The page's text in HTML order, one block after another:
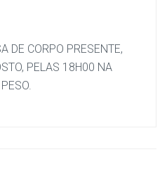
DE CORPO PRESENTE,
PELAS 18H00 NA